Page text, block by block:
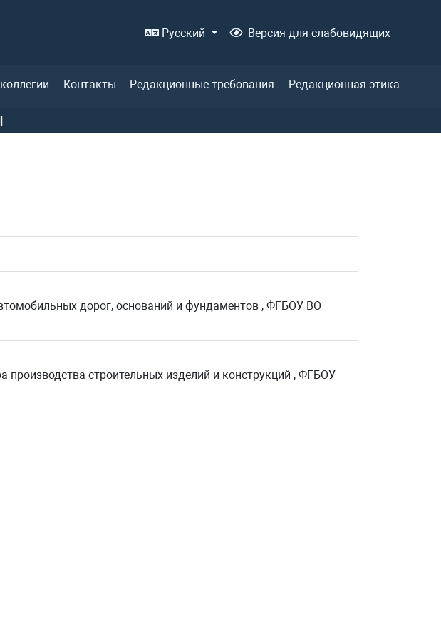
Русский Версия для слабовидящих
Контакты Редакционные требования Редакционная этика
дорог, оснований и фундаментов , ФГБОУ ВО
производства строительных изделий и конструкций , ФГБОУ